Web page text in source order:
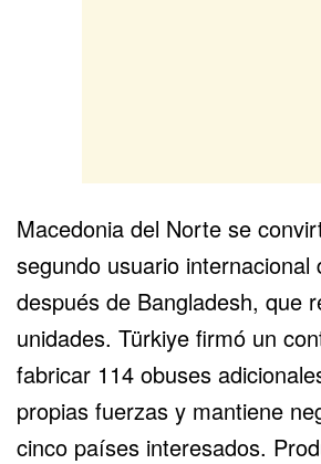
Macedonia del Norte se
segundo usuario internacional
después de Bangladesh, que
unidades. Türkiye firmó un
fabricar 114 obuses
propias fuerzas y mantiene
cinco países interesados.